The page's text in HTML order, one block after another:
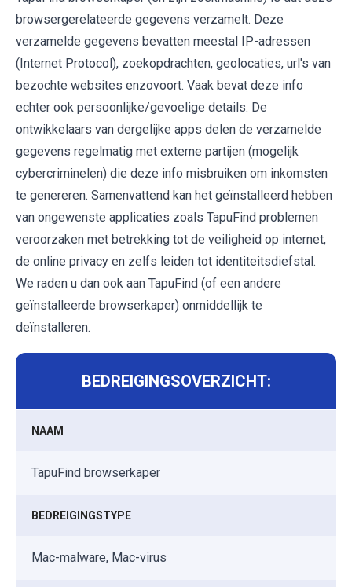
browsergerelateerde gegevens verzamelt. Deze
verzamelde gegevens bevatten meestal IP-adressen
(Internet Protocol), zoekopdrachten, geolocaties, url's van
bezochte websites enzovoort. Vaak bevat deze info
echter ook persoonlijke/gevoelige details. De
ontwikkelaars van dergelijke apps delen de verzamelde
gegevens regelmatig met externe partijen (mogelijk
cybercriminelen) die deze info misbruiken om inkomsten
te genereren. Samenvattend kan het geïnstalleerd hebben
van ongewenste applicaties zoals TapuFind problemen
veroorzaken met betrekking tot de veiligheid op internet,
de online privacy en zelfs leiden tot identiteitsdiefstal.
We raden u dan ook aan TapuFind (of een andere
geïnstalleerde browserkaper) onmiddellijk te
deïnstalleren.
BEDREIGINGSOVERZICHT:
NAAM
TapuFind browserkaper
BEDREIGINGSTYPE
Mac-malware, Mac-virus